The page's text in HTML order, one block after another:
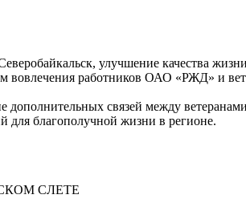
улучшение качества
работников ОАО «РЖД» и
дополнительных связей между
для благополучной жизни в регионе.
СЛЕТЕ